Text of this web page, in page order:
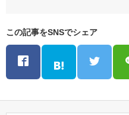
この記事をSNSでシェア